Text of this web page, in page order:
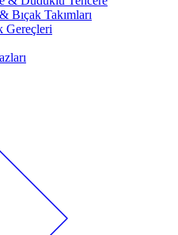
Bıçak Takımları
Gereçleri